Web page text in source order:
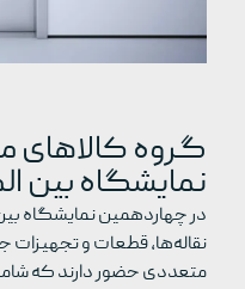
گروه کالاهای
نمایشگاه بین
در چهاردهمین نمایشگاه
نقاله‌ها، قطعات و تجهیزات
متعددی حضور دارند که